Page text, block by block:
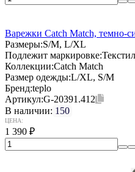
Варежки Catch Match, темно-
Размеры:S/M, L/XL
Подлежит маркировке:
Коллекции:Catch Match
Размер одежды:L/XL, S/M
Бренд:teplo
Артикул:G-20391.412
В наличии: 150
ЦЕНА:
1 390 ₽